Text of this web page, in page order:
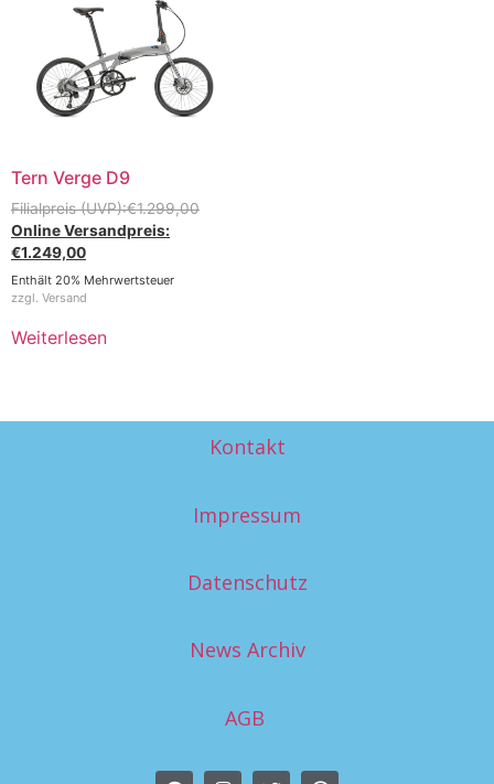
Tern Verge D9
€1.299,00
€1.249,00
Enthält 20% Mehrwertsteuer
zzgl. Versand
Weiterlesen
Kontakt
Impressum
Datenschutz
News Archiv
AGB